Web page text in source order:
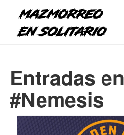
Entradas en
#Nemesis